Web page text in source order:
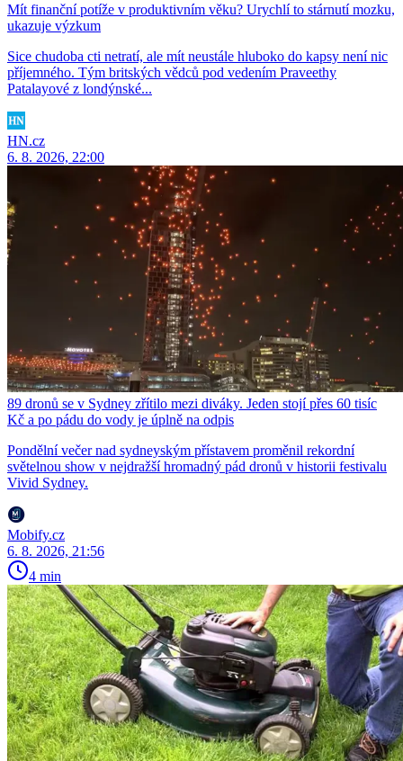
Mít finanční potíže v produktivním věku? Urychlí to stárnutí mozku,
ukazuje výzkum
Sice chudoba cti netratí, ale mít neustále hluboko do kapsy není nic
příjemného. Tým britských vědců pod vedením Praveethy
Patalayové z londýnské...
HN.cz
6. 8. 2026, 22:00
89 dronů se v Sydney zřítilo mezi diváky. Jeden stojí přes 60 tisíc
Kč a po pádu do vody je úplně na odpis
Pondělní večer nad sydneyským přístavem proměnil rekordní
světelnou show v nejdražší hromadný pád dronů v historii festivalu
Vivid Sydney.
Mobify.cz
6. 8. 2026, 21:56
4 min